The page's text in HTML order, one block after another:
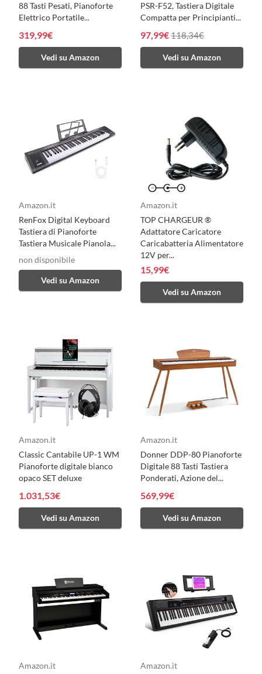
88 Tasti Pesati, Pianoforte
Elettrico Portatile...
319,99€
Vedi su Amazon
PSR-F52, Tastiera Digitale
Compatta per Principianti...
97,99€118,34€
Vedi su Amazon
Amazon.it
RenFox Digital Keyboard
Tastiera di Pianoforte
Tastiera Musicale Pianola...
non disponibile
Vedi su Amazon
Amazon.it
TOP CHARGEUR ®
Adattatore Caricatore
Caricabatteria Alimentatore
12V per...
15,99€
Vedi su Amazon
Amazon.it
Classic Cantabile UP-1 WM
Pianoforte digitale bianco
opaco SET deluxe
1.031,53€
Vedi su Amazon
Amazon.it
Donner DDP-80 Pianoforte
Digitale 88 Tasti Tastiera
Ponderati, Azione del...
569,99€
Vedi su Amazon
Amazon.it
Amazon.it